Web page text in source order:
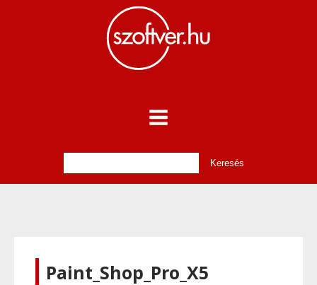
Paint_Shop_Pro_X5